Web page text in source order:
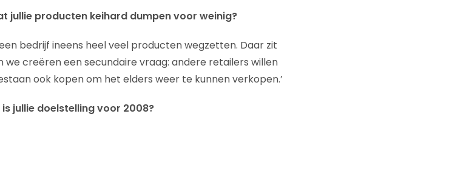
jullie producten keihard dumpen voor weinig?
bedrijf ineens heel veel producten wegzetten. Daar zit
we creëren een secundaire vraag: andere retailers willen
ook kopen om het elders weer te kunnen verkopen.’
jullie doelstelling voor 2008?